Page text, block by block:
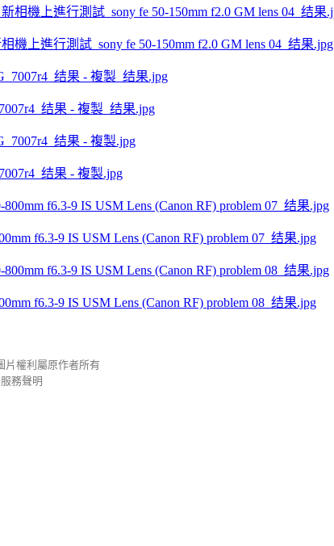
機上進行測試_sony fe 50-150mm f2.0 GM lens 04_结果.jpg
结果 - 複製_结果.jpg
结果 - 複製.jpg
f6.3-9 IS USM Lens (Canon RF) problem 07_结果.jpg
f6.3-9 IS USM Lens (Canon RF) problem 08_结果.jpg
片權利屬原作者所有
服務聲明